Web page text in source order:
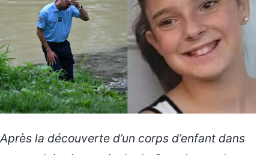
Après la découverte d’un corps d’enfant dans